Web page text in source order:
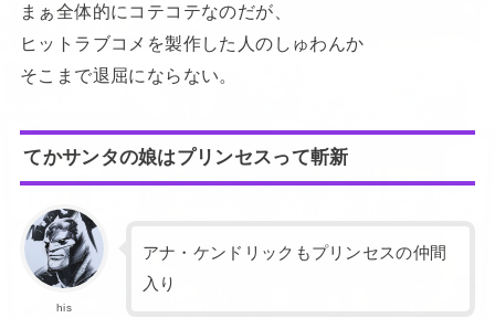
まぁ全体的にコテコテなのだが、
ヒットラブコメを製作した人のしゅわんか
そこまで退屈にならない。
てかサンタの娘はプリンセスって斬新
his
アナ・ケンドリックもプリンセスの仲間
入り